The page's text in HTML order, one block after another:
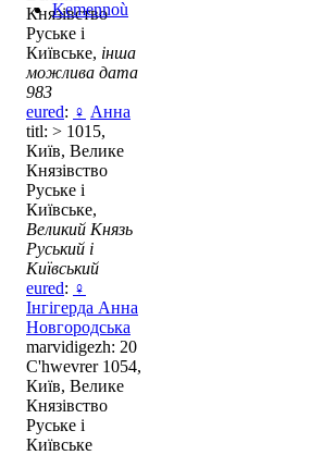
Князівство
Руське і
Київське, інша
можлива дата
983
eured: ♀ Анна
titl: > 1015,
Київ, Велике
Князівство
Руське і
Київське,
Великий Князь
Руський і
Київський
eured: ♀
Інгігерда Анна
Новгородська
marvidigezh: 20
C'hwevrer 1054,
Київ, Велике
Князівство
Руське і
Київське
Kemennoù